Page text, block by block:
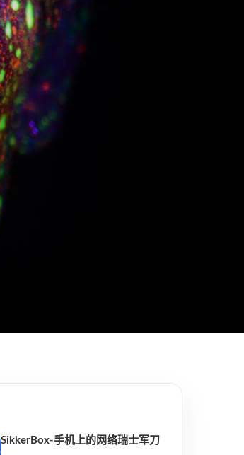
SikkerBox-手机上的网络瑞士军刀